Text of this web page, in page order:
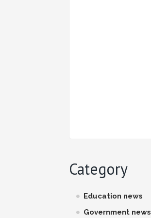
Category
Education news
Government news